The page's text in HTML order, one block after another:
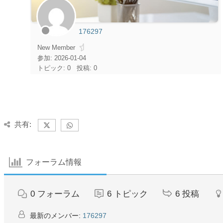
176297
New Member
参加: 2026-01-04
トピック: 0
投稿: 0
共有:
フォーラム情報
0 フォーラム 6 トピック 6 投稿
最新のメンバー: 176297